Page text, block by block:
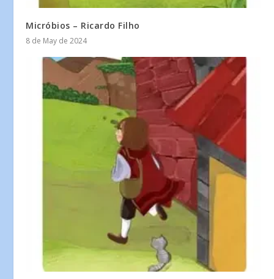
Micróbios – Ricardo Filho
8 de May de 2024